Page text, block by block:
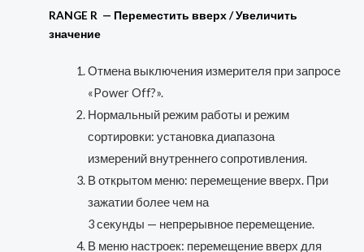
RANGE R — Переместить вверх / Увеличить
значение
Отмена выключения измерителя при запросе
«Power Off?».
Нормальный режим работы и режим
сортировки: установка диапазона
измерений внутреннего сопротивления.
В открытом меню: перемещение вверх. При
зажатии более чем на
3 секунды — непрерывное перемещение.
В меню настроек: перемещение вверх для